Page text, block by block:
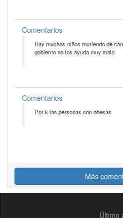
Comentarios
Hay muchos niños muriendo de
gobierno no los ayuda muy malo
Comentarios
Por k las personas son obesas
Más
Último